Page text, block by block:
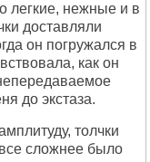
легкие, нежные и в
доставляли
он погружался в
как он
до экстаза.
толчки
сложнее было